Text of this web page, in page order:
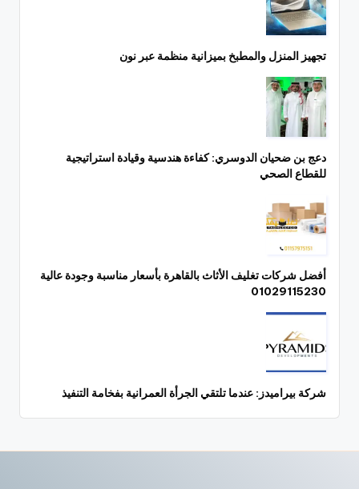
تجهيز المنزل والمطبخ بميزانية منظمة عبر نون
دعج بن ضحيان الدوسري: كفاءة هندسية وقيادة استراتيجية
للقطاع الصحي
أفضل شركات تغليف الأثاث بالقاهرة بأسعار مناسبة وجودة عالية
01029115230
شركة بيراميدز: عندما تلتقي الجرأة العمرانية بفخامة التنفيذ